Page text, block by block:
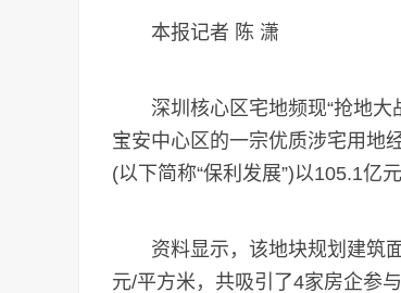
本报记者 陈 潇
深圳核心区宅地频现“抢地大
宝安中心区的一宗优质涉宅用地
(以下简称“保利发展”)以105.1亿
资料显示，该地块规划建筑面
元/平方米，共吸引了4家房企参与